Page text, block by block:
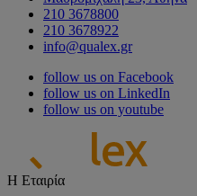
210 3678800
210 3678922
info@qualex.gr
follow us on Facebook
follow us on LinkedIn
follow us on youtube
Η Εταιρία